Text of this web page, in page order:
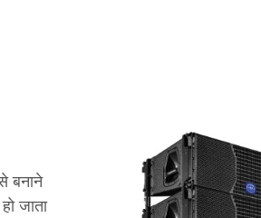
बनाने
जाता